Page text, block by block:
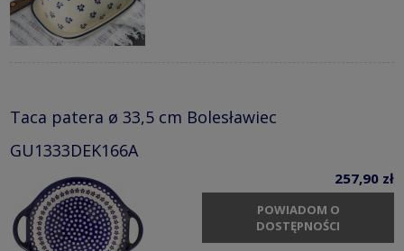
Taca patera ø 33,5 cm Bolesławiec
GU1333DEK166A
257,90 zł
POWIADOM O
DOSTĘPNOŚCI